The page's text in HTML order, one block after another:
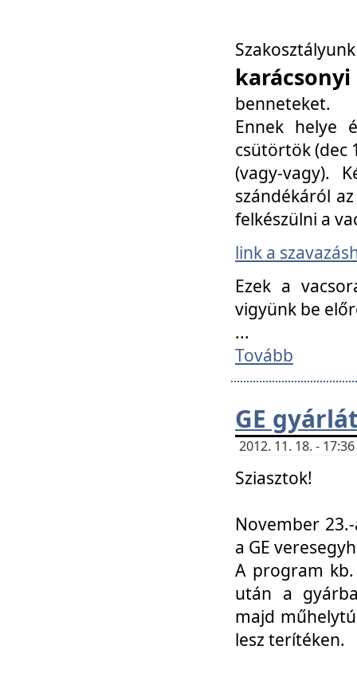
benneteket.
Ennek helye
csütörtök (dec
(vagy-vagy).
szándékáról
felkészülni a
link a
Ezek a
vigyünk be
...
Tovább
GE
2012. 11. 18. -
Sziasztok!
November
a GE
A program
után a
majd
lesz terítéken.